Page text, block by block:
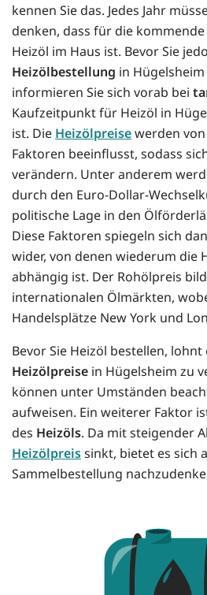
kennen Sie das. Jedes Jahr
denken, dass für die
Heizöl im Haus ist. Bevor Sie
Heizölbestellung in
informieren Sie sich vorab bei
Kaufzeitpunkt für Heizöl in
ist. Die Heizölpreisewerden
Faktoren beeinflusst, sodass
verändern. Unter anderem
durch den Euro-Dollar-
politische Lage in den
Diese Faktoren spiegeln sich
wider, von denen wiederum die
abhängig ist. Der Rohölpreis
internationalen Ölmärkten,
Handelsplätze New York und
Bevor Sie Heizöl bestellen, lohnt
Heizölpreise in Hügelsheim zu
können unter Umständen
aufweisen. Ein weiterer Faktor
des Heizöls. Da mit steigender
Heizölpreissinkt, bietet es sich
Sammelbestellung